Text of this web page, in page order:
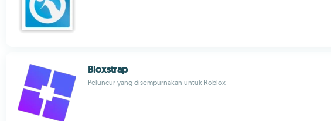
Bloxstrap
Peluncur yang disempurnakan untuk Roblox